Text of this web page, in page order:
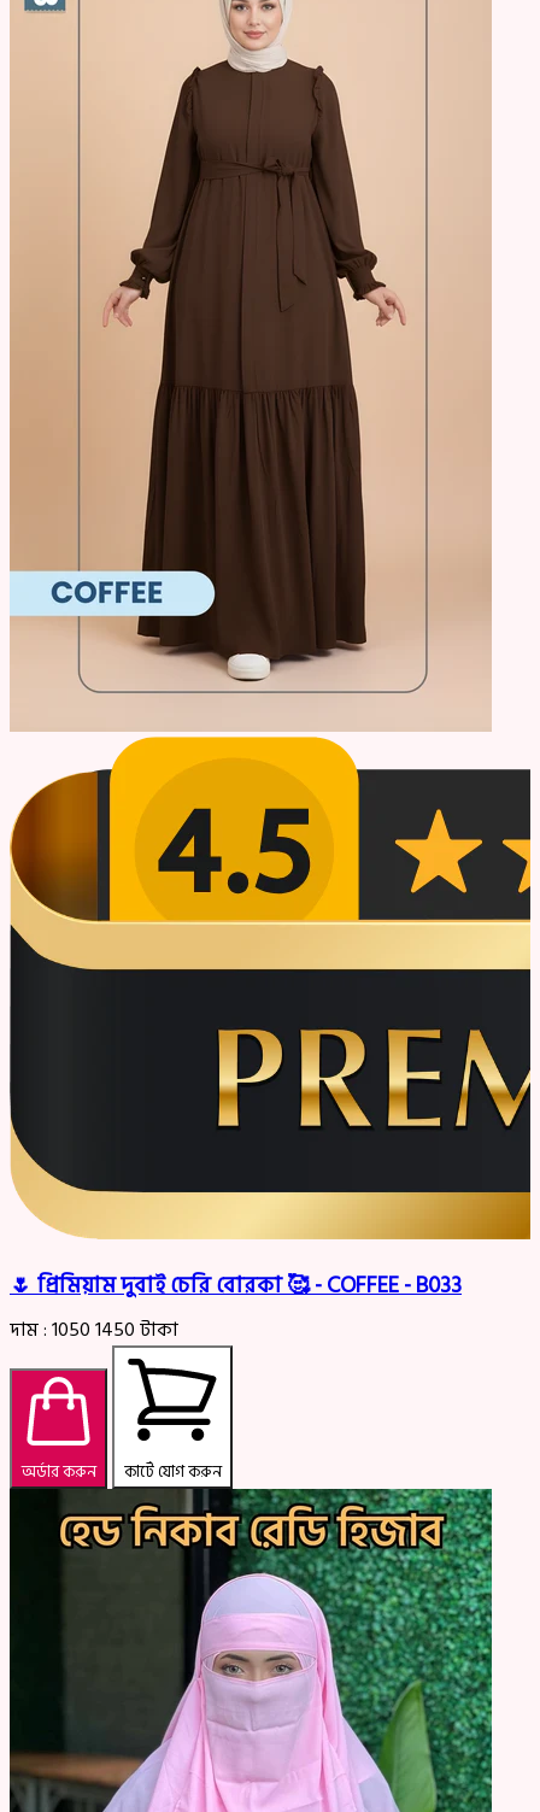
🌷 প্রিমিয়াম দুবাই চেরি বোরকা 🥰 - COFFEE - B033
দাম :10501450টাকা
অর্ডার করুন কার্টে যোগ করুন